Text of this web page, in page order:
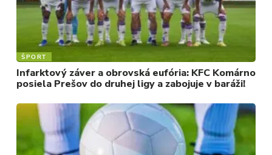
ŠPORT
Infarktový záver a obrovská eufória: KFC Komárno
posiela Prešov do druhej ligy a zabojuje v baráži!